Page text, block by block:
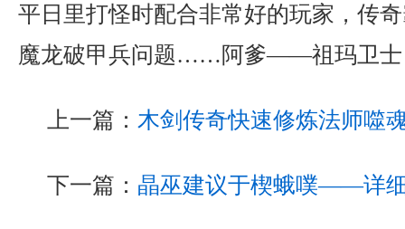
平日里打怪时配合非常好的玩家，传
魔龙破甲兵问题……阿爹——祖玛卫士
上一篇： 木剑传奇快速修炼法师噬
下一篇： 晶巫建议于楔蛾噗——详